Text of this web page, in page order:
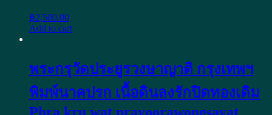
฿2,500.00
Add to cart
พระกรุวัดประยูรวงษาญาติ กรุงเทพฯ
พิมพ์นาคปรก เนื้อดินลงรักปิดทองเดิม